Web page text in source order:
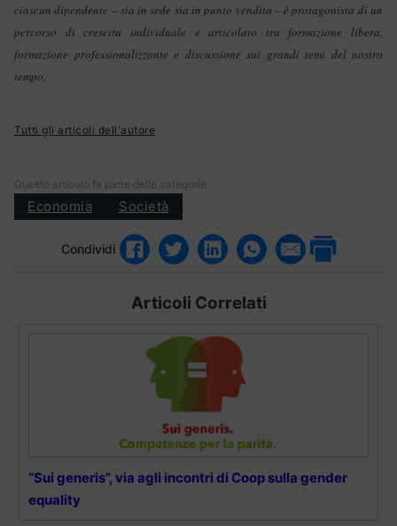
ciascun dipendente – sia in sede sia in punto vendita – è protagonista di un
percorso di crescita individuale e articolato tra formazione libera,
formazione professionalizzante e discussione sui grandi temi del nostro
tempo.
Tutti gli articoli dell'autore
Questo articolo fa parte delle categorie:
Economia Società
Condividi
Articoli Correlati
“Sui generis”, via agli incontri di Coop sulla gender
equality